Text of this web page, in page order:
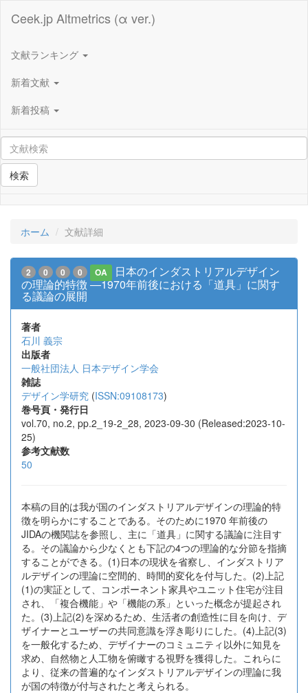
Ceek.jp Altmetrics (α ver.)
文献ランキング
新着文献
新着投稿
検索
ホーム 文献詳細
2 0 0 0 OA
日本のインダストリアルデザイン
の理論的特徴 ―1970年前後における「道具」に関す
る議論の展開
著者
石川 義宗
出版者
一般社団法人 日本デザイン学会
雑誌
デザイン学研究 (ISSN:09108173)
巻号頁・発行日
vol.70, no.2, pp.2_19-2_28, 2023-09-30 (Released:2023-10-
25)
参考文献数
50
本稿の⽬的は我が国のインダストリアルデザインの理論的特
徴を明らかにすることである。そのために1970 年前後の
JIDAの機関誌を参照し、主に「道具」に関する議論に注⽬す
る。その議論から少なくとも下記の4つの理論的な分節を指摘
することができる。(1)⽇本の現状を省察し、インダストリア
ルデザインの理論に空間的、時間的変化を付与した。(2)上記
(1)の実証として、コンポーネント家具やユニット住宅が注⽬
され、「複合機能」や「機能の系」といった概念が提起され
た。(3)上記(2)を深めるため、⽣活者の創造性に⽬を向け、デ
ザイナーとユーザーの共同意識を浮き彫りにした。(4)上記(3)
を⼀般化するため、デザイナーのコミュニティ以外に知⾒を
求め、⾃然物と⼈⼯物を俯瞰する視野を獲得した。これらに
より、従来の普遍的なインダストリアルデザインの理論に我
が国の特徴が付与されたと考えられる。